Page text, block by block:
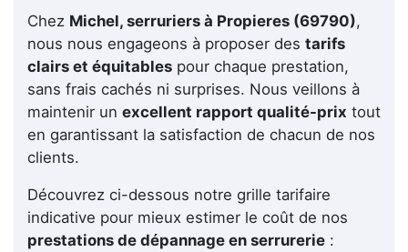
Chez Michel, serruriers à Propieres (69790),
nous nous engageons à proposer des tarifs
clairs et équitables pour chaque prestation,
sans frais cachés ni surprises. Nous veillons à
maintenir un excellent rapport qualité-prix tout
en garantissant la satisfaction de chacun de nos
clients.
Découvrez ci-dessous notre grille tarifaire
indicative pour mieux estimer le coût de nos
prestations de dépannage en serrurerie :